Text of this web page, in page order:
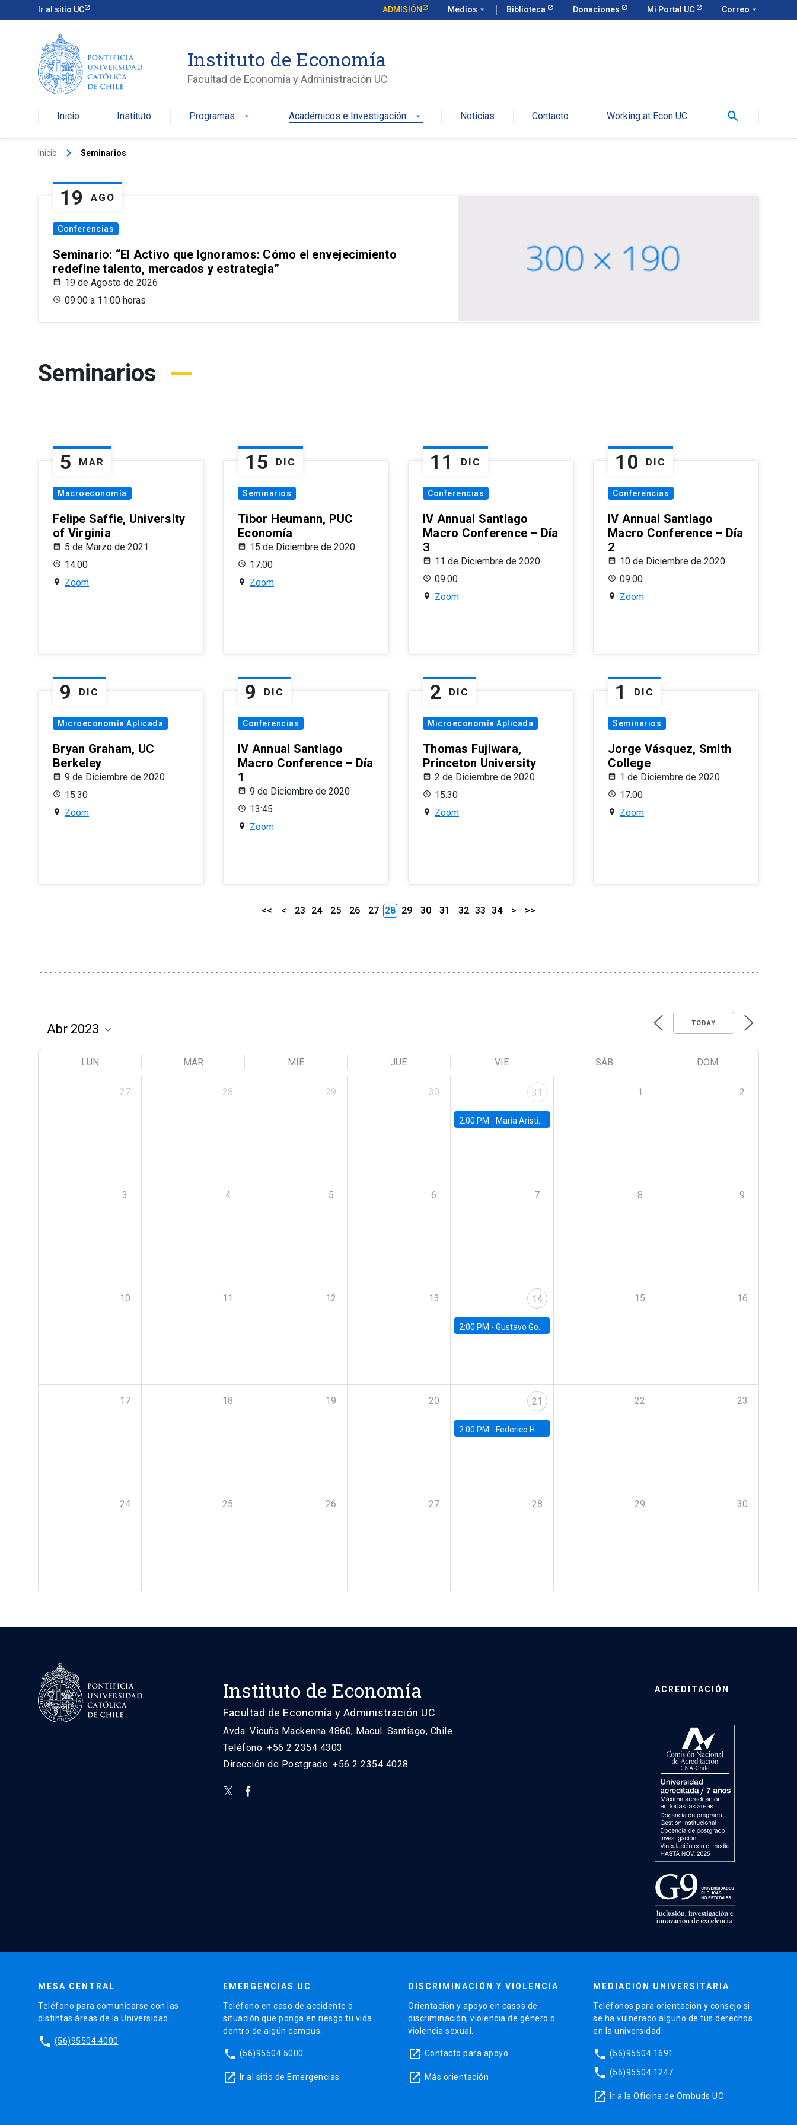
Ir al sitio UC ADMISIÓN Medios arrow_drop_down Biblioteca Donaciones Mi Portal UC Correo arrow_drop_down
Instituto de Economía
Facultad de Economía y Administración UC
Inicio Instituto Programas arrow_drop_down Académicos e Investigación arrow_drop_down Noticias Contacto Working at Econ UC search
Inicio keyboard_arrow_right Seminarios
19 AGO
Conferencias
Seminario: “El Activo que Ignoramos: Cómo el envejecimiento
redefine talento, mercados y estrategia”
19 de Agosto de 2026
09:00 a 11:00 horas
Seminarios
5 MAR
Macroeconomía
Felipe Saffie, University
of Virginia
5 de Marzo de 2021
14:00
Zoom
15 DIC
Seminarios
Tibor Heumann, PUC
Economía
15 de Diciembre de 2020
17:00
Zoom
11 DIC
Conferencias
IV Annual Santiago
Macro Conference – Día
3
11 de Diciembre de 2020
09:00
Zoom
10 DIC
Conferencias
IV Annual Santiago
Macro Conference – Día
2
10 de Diciembre de 2020
09:00
Zoom
9 DIC
Microeconomía Aplicada
Bryan Graham, UC
Berkeley
9 de Diciembre de 2020
15:30
Zoom
9 DIC
Conferencias
IV Annual Santiago
Macro Conference – Día
1
9 de Diciembre de 2020
13:45
Zoom
2 DIC
Microeconomía Aplicada
Thomas Fujiwara,
Princeton University
2 de Diciembre de 2020
15:30
Zoom
1 DIC
Seminarios
Jorge Vásquez, Smith
College
1 de Diciembre de 2020
17:00
Zoom
<< < 23 24 25 26 27 28 29 30 31 32 33 34 > >>
TODAY
LUN MAR MIÉ JUE VIE SÁB DOM
27 28 29 30 31
2:00 PM - Maria Aristizabal-Ramirez, FED Board
1 2
3 4 5 6 7 8 9
10 11 12 13 14
2:00 PM - Gustavo González - Banco Central de Chile
15 16
17 18 19 20 21
2:00 PM - Federico Huneeus - Banco Central de Chile
22 23
24 25 26 27 28 29 30
Instituto de Economía
Facultad de Economía y Administración UC
Avda. Vicuña Mackenna 4860, Macul. Santiago, Chile
Teléfono: +56 2 2354 4303
Dirección de Postgrado: +56 2 2354 4028
ACREDITACIÓN
MESA CENTRAL
Teléfono para comunicarse con las
distintas áreas de la Universidad.
phone (56)95504 4000
EMERGENCIAS UC
Teléfono en caso de accidente o
situación que ponga en riesgo tu vida
dentro de algún campus.
phone (56)95504 5000
launch Ir al sitio de Emergencias
DISCRIMINACIÓN Y VIOLENCIA
Orientación y apoyo en casos de
discriminación, violencia de género o
violencia sexual.
launch Contacto para apoyo
launch Más orientación
MEDIACIÓN UNIVERSITARIA
Teléfonos para orientación y consejo si
se ha vulnerado alguno de tus derechos
en la universidad.
phone (56)95504 1691
phone (56)95504 1247
launch Ir a la Oficina de Ombuds UC